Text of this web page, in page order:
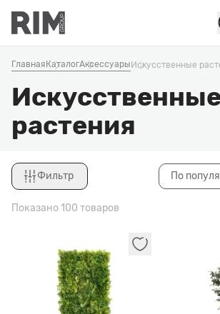
Главная КаталогАксессуарыИскусственные
растения
Фильтр
Закрыть
По
Показано 100 товаров